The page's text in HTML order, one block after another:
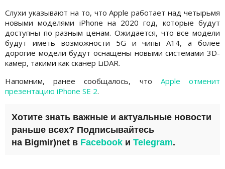
Слухи указывают на то, что Apple работает над четырьмя
новыми моделями iPhone на 2020 год, которые будут
доступны по разным ценам. Ожидается, что все модели
будут иметь возможности 5G и чипы A14, а более
дорогие модели будут оснащены новыми системами 3D-
камер, такими как сканер LiDAR.
Напомним, ранее сообщалось, что Apple отменит
презентацию iPhone SE 2.
Хотите знать важные и актуальные новости
раньше всех? Подписывайтесь
на Bigmir)net в Facebook и Telegram.